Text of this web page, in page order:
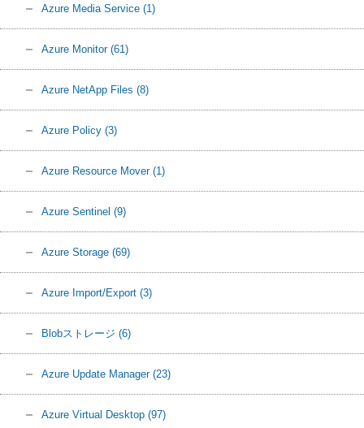
Azure Media Service (1)
Azure Monitor (61)
Azure NetApp Files (8)
Azure Policy (3)
Azure Resource Mover (1)
Azure Sentinel (9)
Azure Storage (69)
Azure Import/Export (3)
Blobストレージ (6)
Azure Update Manager (23)
Azure Virtual Desktop (97)